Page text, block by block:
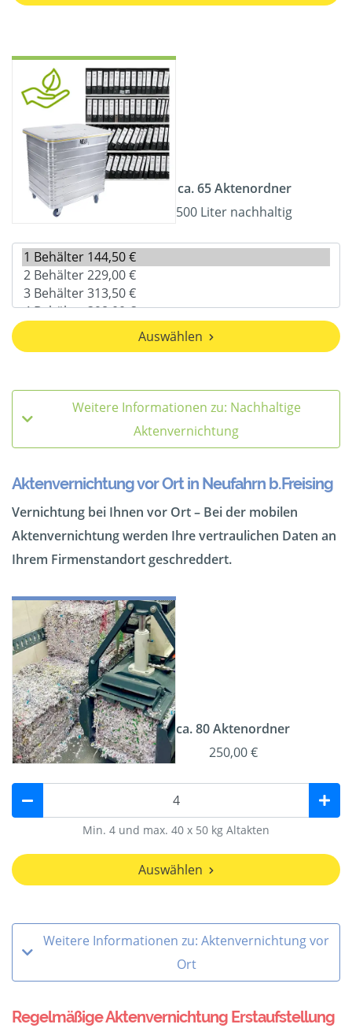
ca. 65 Aktenordner
500 Liter nachhaltig
Auswählen
Weitere Informationen zu: Nachhaltige
Aktenvernichtung
Aktenvernichtung vor Ort in Neufahrn b.Freising
Vernichtung bei Ihnen vor Ort – Bei der mobilen
Aktenvernichtung werden Ihre vertraulichen Daten an
Ihrem Firmenstandort geschreddert.
ca. 80 Aktenordner
250,00 €
Min. 4 und max. 40 x 50 kg Altakten
Auswählen
Weitere Informationen zu: Aktenvernichtung vor
Ort
Regelmäßige Aktenvernichtung Erstaufstellung